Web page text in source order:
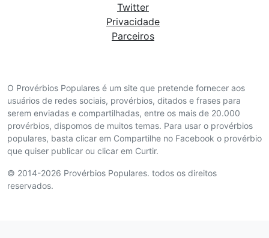
O Provérbios Populares é um site que pretende fornecer aos
usuários de redes sociais, provérbios, ditados e frases para
serem enviadas e compartilhadas, entre os mais de 20.000
provérbios, dispomos de muitos temas. Para usar o provérbios
populares, basta clicar em Compartilhe no Facebook o provérbio
que quiser publicar ou clicar em Curtir.
© 2014-2026 Provérbios Populares. todos os direitos
reservados.
Twitter
Privacidade
Parceiros